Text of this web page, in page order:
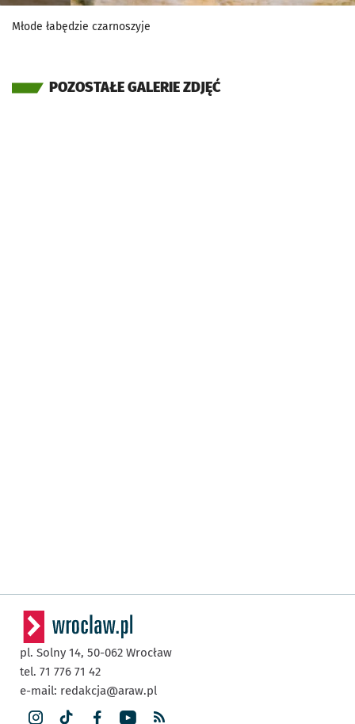
Młode łabędzie czarnoszyje
POZOSTAŁE GALERIE ZDJĘĆ
pl. Solny 14, 50-062 Wrocław
tel. 71 776 71 42
e-mail: redakcja@araw.pl